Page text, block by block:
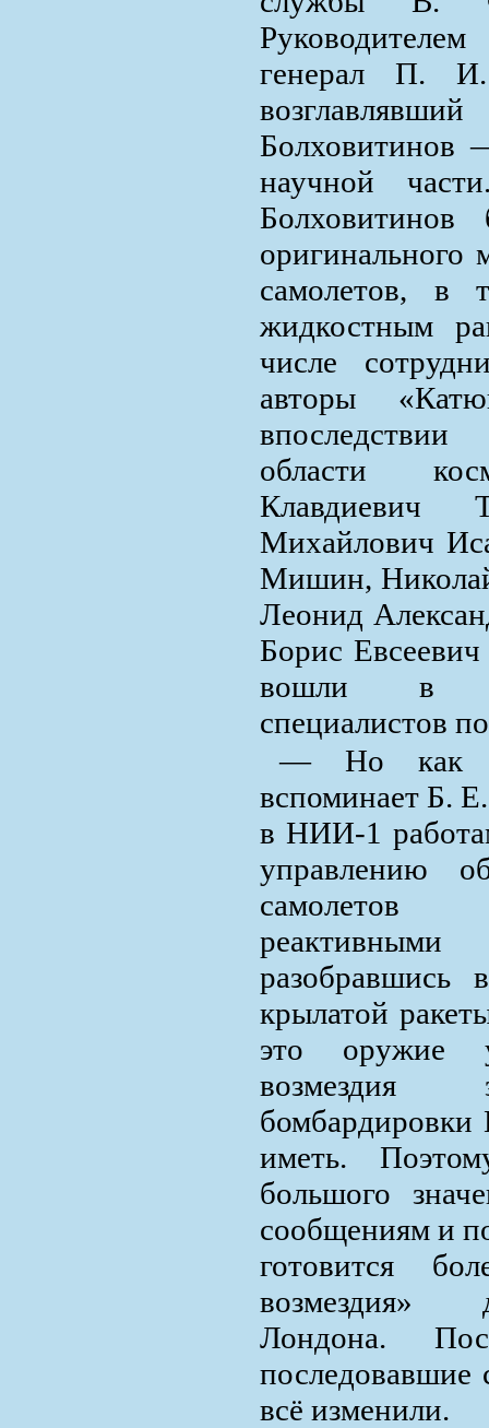
генерал П.
Болховитинов
научной
Болховитинов
оригинального
самолетов,
жидкостным
числе
авторы
области
Клавдиевич
Михайлович
Мишин,
Леонид
Борис
вошли в
специалистов
— Но как
вспоминает Б.
в НИИ-1
управлению
разобравшись
крылатой
это оружие
возмездия
бомбардировки
иметь.
большого
сообщениям и
готовится
возмездия»
Лондона.
последовавшие
всё изменили.